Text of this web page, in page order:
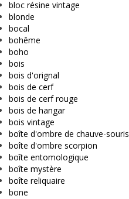
bloc résine vintage
blonde
bocal
bohême
boho
bois
bois d'orignal
bois de cerf
bois de cerf rouge
bois de hangar
bois vintage
boîte d'ombre de chauve-souris
boîte d'ombre scorpion
boîte entomologique
boîte mystère
boîte reliquaire
bone